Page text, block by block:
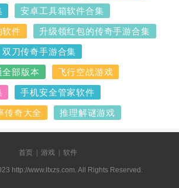
安卓工具箱软件合集
软件 升级领红包的传奇手游合集
双刀传奇手游合集
部版本 飞行空战游戏
手机安全管家软件
传奇大全 推理解谜游戏
首页 游戏 软件
http://www.ltxzs.com. All Rights Reserved.